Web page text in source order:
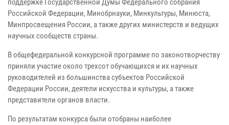
поддержке Государственной Думы Федерального собрания
Российской Федерации, Минобрнауки, Минкультуры, Минюста,
Минпросвещения России, а также других министерств и ведущих
научных сообществ страны.
В общефедеральной конкурсной программе по законотворчеству
приняли участие около трехсот обучающихся и их научных
руководителей из большинства субъектов Российской
Федерации России, деятели искусства и культуры, а также
представители органов власти.
По результатам конкурса были отобраны наиболее